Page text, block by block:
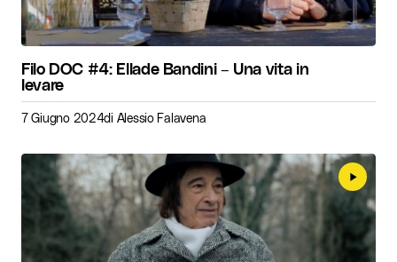
Filo DOC #4: Ellade Bandini – Una vita in
levare
7 Giugno 2024di Alessio Falavena